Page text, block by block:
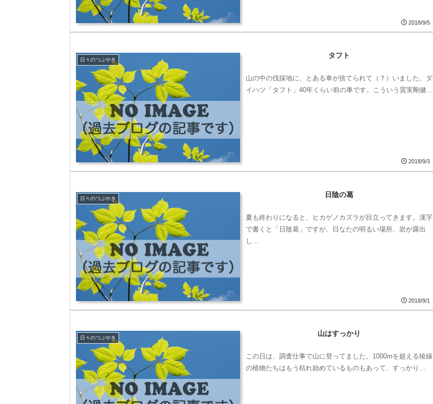
2018/9/5
日々のつぶやき タフト
山の中の伐採地に、とある車が捨てられて（？）いました。ダ
イハツ「タフト」40年くらい前の車です。こういう質実剛健…
2018/9/3
日々のつぶやき 日陰の葛
夏も終わりになると、ヒカゲノカズラが目立ってきます。漢字
で書くと「日陰葛」ですが、日なたの明るい場所、岩が露出
し…
2018/9/1
日々のつぶやき 山はすっかり
この日は、調査仕事で山に登ってました。1000mを超える稜線
の植物たちはもう枯れ始めているものもあって、すっかり…